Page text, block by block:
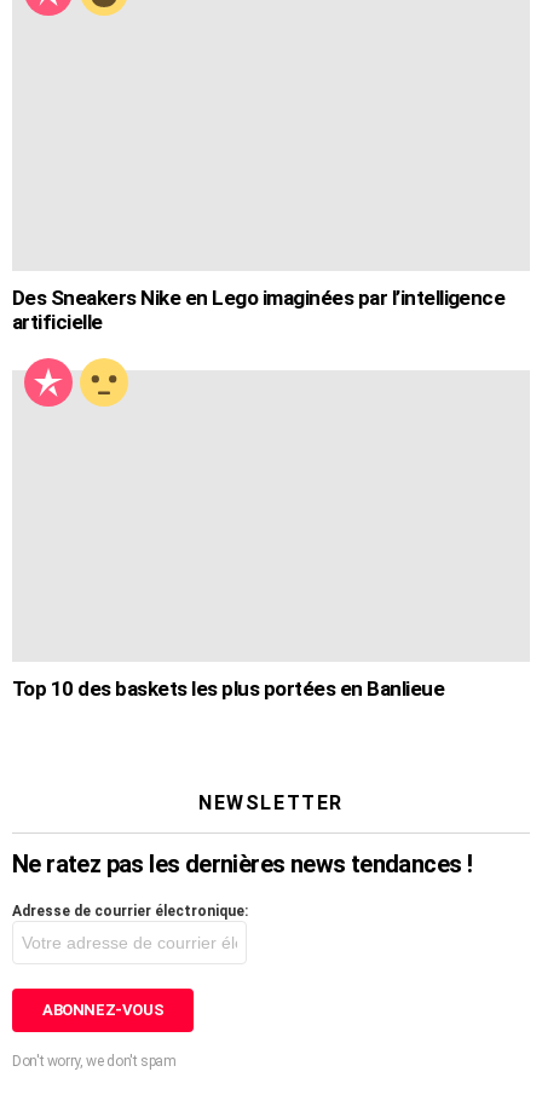
Des Sneakers Nike en Lego imaginées par l’intelligence
artificielle
Top 10 des baskets les plus portées en Banlieue
NEWSLETTER
Ne ratez pas les dernières news tendances !
Adresse de courrier électronique:
Don't worry, we don't spam